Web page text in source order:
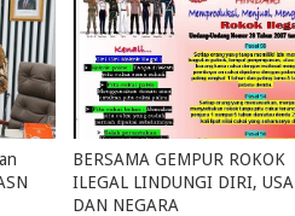
BERSAMA GEMPUR ROKOK
ILEGAL LINDUNGI DIRI,
DAN NEGARA